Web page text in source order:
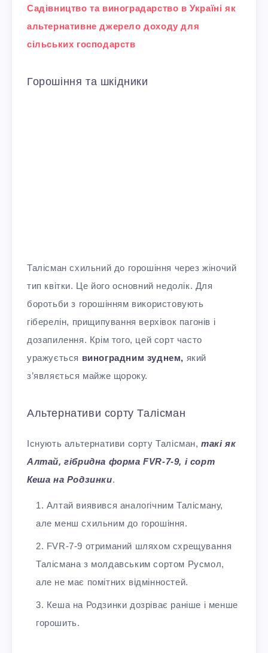
Садівництво та виноградарство в Україні як
альтернативне джерело доходу для
сільських господарств
Горошіння та шкідники
Талісман схильний до горошіння через жіночий
тип квітки. Це його основний недолік. Для
боротьби з горошінням використовують
гіберелін, прищипування верхівок пагонів і
дозапилення. Крім того, цей сорт часто
уражується виноградним зуднем, який
з’являється майже щороку.
Альтернативи сорту Талісман
Існують альтернативи сорту Талісман,такі як
Алтай, гібридна форма FVR-7-9, і сорт
Кеша на Родзинки.
Алтай виявився аналогічним Талісману,
але менш схильним до горошіння.
FVR-7-9 отриманий шляхом схрещування
Талісмана з молдавським сортом Русмол,
але не має помітних відмінностей.
Кеша на Родзинки дозріває раніше і менше
горошить.